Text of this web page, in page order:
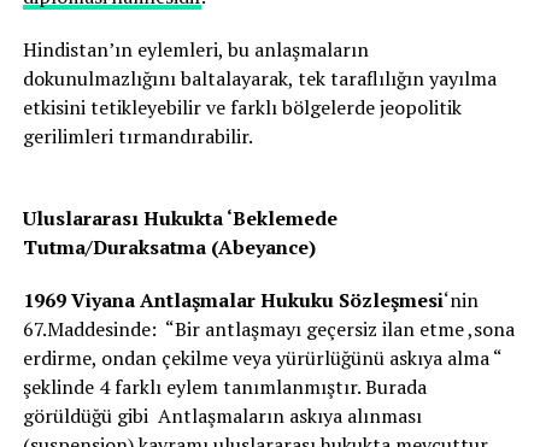
Hindistan’ın eylemleri, bu anlaşmaların
dokunulmazlığını baltalayarak, tek taraflılığın yayılma
etkisini tetikleyebilir ve farklı bölgelerde jeopolitik
gerilimleri tırmandırabilir.
Uluslararası Hukukta ‘Beklemede
Tutma/Duraksatma (Abeyance)
1969 Viyana Antlaşmalar Hukuku Sözleşmesi‘nin
67.Maddesinde: “Bir antlaşmayı geçersiz ilan etme ,sona
erdirme, ondan çekilme veya yürürlüğünü askıya alma “
şeklinde 4 farklı eylem tanımlanmıştır. Burada
görüldüğü gibi Antlaşmaların askıya alınması